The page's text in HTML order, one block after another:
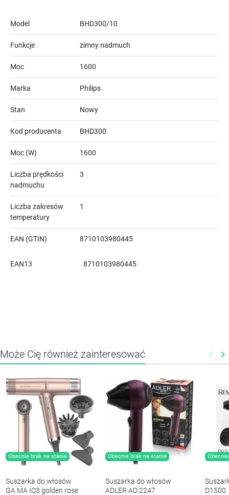
Model BHD300/10
Funkcje zimny nadmuch
Moc 1600
Marka Philips
Stan Nowy
Kod producenta BHD300
Moc (W) 1600
Liczba prędkości
nadmuchu
3
Liczba zakresów
temperatury
1
EAN (GTIN) 8710103980445
EAN13 8710103980445
Może Cię również zainteresować keyboard_arrow_left keyboard_arrow_right
Obecnie brak na stanie
Suszarka do włosów
GA.MA IQ3 golden rose
Obecnie brak na stanie
Suszarka do włosów
ADLER AD 2247
D1500